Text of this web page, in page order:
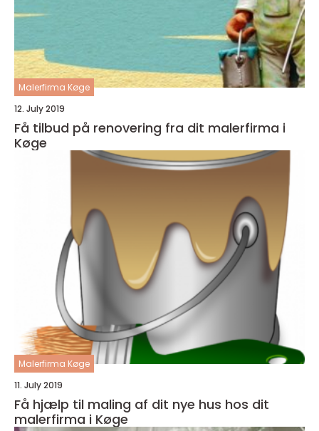
Malerfirma Køge
12. July 2019
Få tilbud på renovering fra dit malerfirma i
Køge
Malerfirma Køge
11. July 2019
Få hjælp til maling af dit nye hus hos dit
malerfirma i Køge